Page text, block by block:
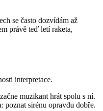
se často dozvídám až
právě teď letí raketa,
interpretace.
muzikant hrát spolu s ní.
sirénu opravdu dobře.